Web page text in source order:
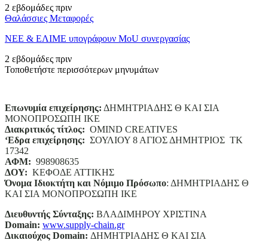
2 εβδομάδες πριν
Θαλάσσιες Μεταφορές
ΝΕΕ & ΕΛΙΜΕ υπογράφουν MoU συνεργασίας
2 εβδομάδες πριν
Τοποθετήστε περισσότερων μηνυμάτων
Επωνυμία επιχείρησης: ΔΗΜΗΤΡΙΑΔΗΣ Θ ΚΑΙ ΣΙΑ
ΜΟΝΟΠΡΟΣΩΠΗ ΙΚΕ
Διακριτικός τίτλος: ΟΜΙΝD CREATIVES
‘Eδρα επιχείρησης: ΣΟΥΛΙΟΥ 8 ΑΓΙΟΣ ΔΗΜΗΤΡΙΟΣ ΤΚ
17342
ΑΦΜ: 998908635
ΔΟΥ: ΚΕΦΟΔΕ ΑΤΤΙΚΗΣ
Όνομα Ιδιοκτήτη και Νόμιμο Πρόσωπο: ΔΗΜΗΤΡΙΑΔΗΣ Θ
ΚΑΙ ΣΙΑ ΜΟΝΟΠΡΟΣΩΠΗ ΙΚΕ
Διευθυντής Σύνταξης: ΒΛΑΔΙΜΗΡΟΥ ΧΡΙΣΤΙΝΑ
Domain: www.supply-chain.gr
Δικαιούχος Domain: ΔΗΜΗΤΡΙΑΔΗΣ Θ ΚΑΙ ΣΙΑ